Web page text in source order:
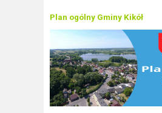
Plan ogólny Gminy Kikół